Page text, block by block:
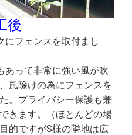
後
にフェンスを取付まし
あって非常に強い風が吹
風除けの為にフェンスを
。プライバシー保護も兼
きます。（ほとんどの場
的ですがS様の隣地は広